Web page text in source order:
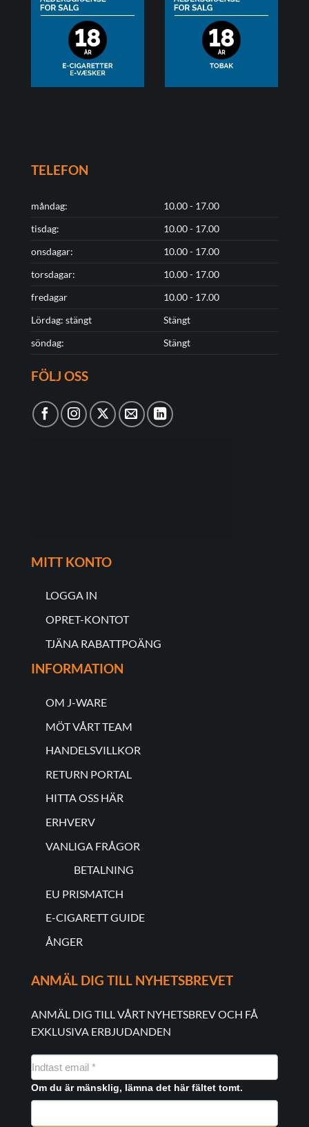
TELEFON
måndag:
10.00 - 17.00
tisdag:
10.00 - 17.00
onsdagar:
10.00 - 17.00
torsdagar:
10.00 - 17.00
fredagar
10.00 - 17.00
Lördag: stängt
Stängt
söndag:
Stängt
FÖLJ OSS
MITT KONTO
LOGGA IN
OPRET-KONTOT
TJÄNA RABATTPOÄNG
INFORMATION
OM J-WARE
MÖT VÅRT TEAM
HANDELSVILLKOR
RETURN PORTAL
HITTA OSS HÄR
ERHVERV
VANLIGA FRÅGOR
BETALNING
EU PRISMATCH
E-CIGARETT GUIDE
ÅNGER
ANMÄL DIG TILL NYHETSBREVET
ANMÄL DIG TILL VÅRT NYHETSBREV OCH FÅ
EXKLUSIVA ERBJUDANDEN
NYHEDSMAIL
FORMULAR
Om du är mänsklig, lämna det här fältet tomt.